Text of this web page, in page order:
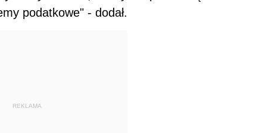
podatkowe" - dodał.
REKLAMA